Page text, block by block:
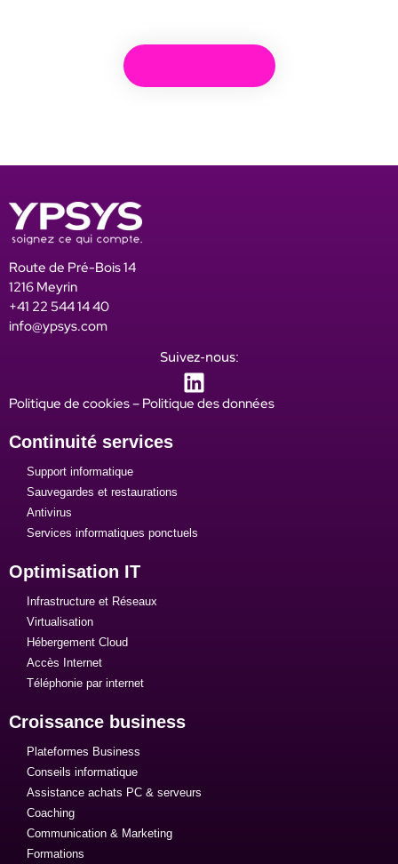
Route de Pré-Bois 14
1216 Meyrin
+41 22 544 14 40
info@ypsys.com
Suivez-nous:
Politique de cookies– Politique des données
Continuité services
Support informatique
Sauvegardes et restaurations
Antivirus
Services informatiques ponctuels
Optimisation IT
Infrastructure et Réseaux
Virtualisation
Hébergement Cloud
Accès Internet
Téléphonie par internet
Croissance business
Plateformes Business
Conseils informatique
Assistance achats PC & serveurs
Coaching
Communication & Marketing
Formations